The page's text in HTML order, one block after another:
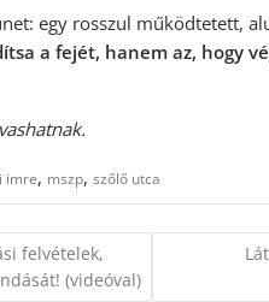
egy rosszul működtetett,
a fejét, hanem az, hogy
imre, mszp, szőlő utca
felvételek,
(videóval)